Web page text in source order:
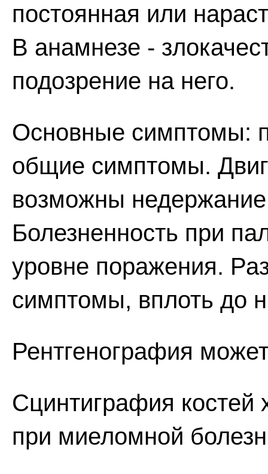
постоянная или
В анамнезе -
подозрение на него.
Основные симптомы:
общие симптомы.
возможны
Болезненность при
уровне поражения.
симптомы, вплоть до
Рентгенография
Сцинтиграфия костей
при миеломной